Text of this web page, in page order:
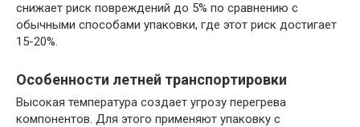
снижает риск повреждений до 5% по сравнению с
обычными способами упаковки, где этот риск достигает
15-20%.
Особенности летней транспортировки
Высокая температура создает угрозу перегрева
компонентов. Для этого применяют упаковку с